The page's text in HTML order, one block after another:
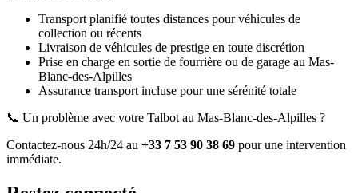
Transport planifié toutes distances pour véhicules de
collection ou récents
Livraison de véhicules de prestige en toute discrétion
Prise en charge en sortie de fourrière ou de garage au Mas-
Blanc-des-Alpilles
Assurance transport incluse pour une sérénité totale
📞 Un problème avec votre Talbot au Mas-Blanc-des-Alpilles ?
Contactez-nous 24h/24 au +33 7 53 90 38 69 pour une intervention
immédiate.